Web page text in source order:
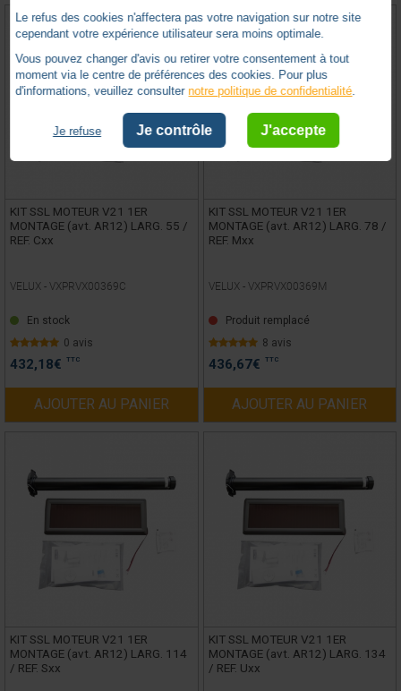
KIT SSL MOTEUR V21 1ER
MONTAGE (avt. AR12) LARG. 55 /
REF. Cxx
VELUX - VXPRVX00369C
En stock
0 avis
432,18€ TTC
AJOUTER AU PANIER
KIT SSL MOTEUR V21 1ER
MONTAGE (avt. AR12) LARG. 78 /
REF. Mxx
VELUX - VXPRVX00369M
Produit remplacé
8 avis
436,67€ TTC
AJOUTER AU PANIER
KIT SSL MOTEUR V21 1ER
MONTAGE (avt. AR12) LARG. 114
/ REF. Sxx
KIT SSL MOTEUR V21 1ER
MONTAGE (avt. AR12) LARG. 134
/ REF. Uxx
Le refus des cookies n'affectera pas votre navigation sur notre site
cependant votre expérience utilisateur sera moins optimale.
Vous pouvez changer d'avis ou retirer votre consentement à tout
moment via le centre de préférences des cookies. Pour plus
d'informations, veuillez consulter notre politique de confidentialité.
Je refuse Je contrôle J'accepte